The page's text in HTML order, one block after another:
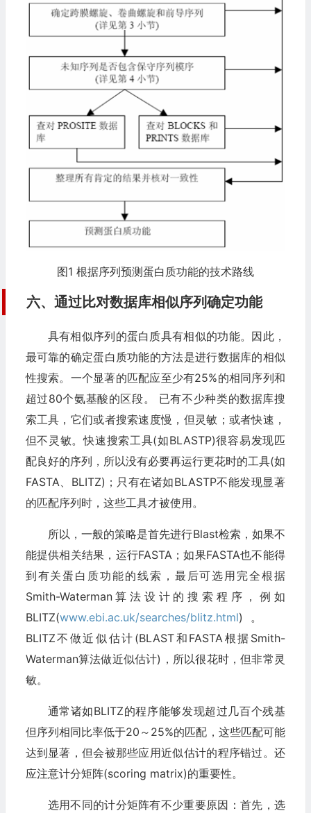
图1 根据序列预测蛋白质功能的技术路线
六、通过比对数据库相似序列确定功能
具有相似序列的蛋白质具有相似的功能。因此，
最可靠的确定蛋白质功能的方法是进行数据库的相似
性搜索。一个显著的匹配应至少有25%的相同序列和
超过80个氨基酸的区段。 已有不少种类的数据库搜
索工具，它们或者搜索速度慢，但灵敏；或者快速，
但不灵敏。快速搜索工具(如BLASTP)很容易发现匹
配良好的序列，所以没有必要再运行更花时的工具(如
FASTA、BLITZ)；只有在诸如BLASTP不能发现显著
的匹配序列时，这些工具才被使用。
所以，一般的策略是首先进行Blast检索，如果不
能提供相关结果，运行FASTA；如果FASTA也不能得
到有关蛋白质功能的线索，最后可选用完全根据
Smith-Waterman算法设计的搜索程序，例如
BLITZ(www.ebi.ac.uk/searches/blitz.html)。
BLITZ不做近似估计(BLAST和FASTA根据Smith-
Waterman算法做近似估计)，所以很花时，但非常灵
敏。
通常诸如BLITZ的程序能够发现超过几百个残基
但序列相同比率低于20～25%的匹配，这些匹配可能
达到显著，但会被那些应用近似估计的程序错过。还
应注意计分矩阵(scoring matrix)的重要性。
选用不同的计分矩阵有不少重要原因：首先，选